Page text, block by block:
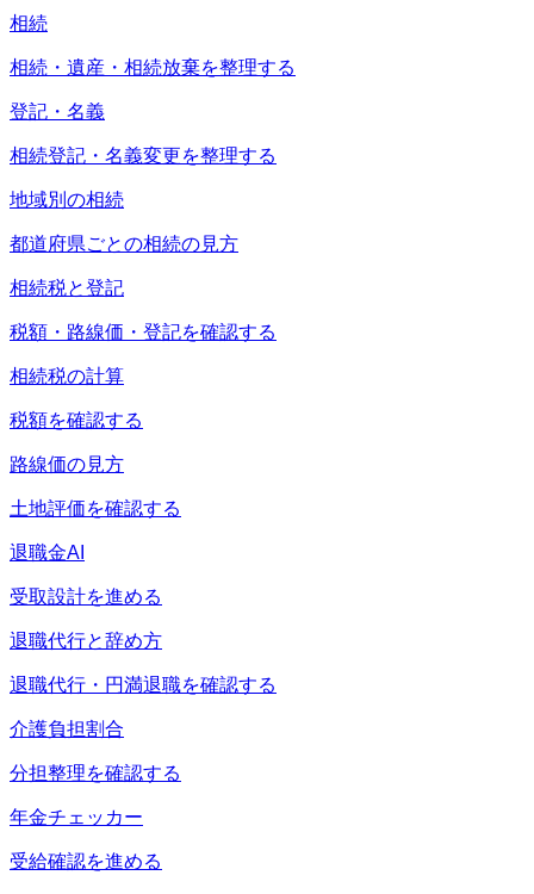
相続
相続・遺産・相続放棄を整理する
登記・名義
相続登記・名義変更を整理する
地域別の相続
都道府県ごとの相続の見方
相続税と登記
税額・路線価・登記を確認する
相続税の計算
税額を確認する
路線価の見方
土地評価を確認する
退職金AI
受取設計を進める
退職代行と辞め方
退職代行・円満退職を確認する
介護負担割合
分担整理を確認する
年金チェッカー
受給確認を進める